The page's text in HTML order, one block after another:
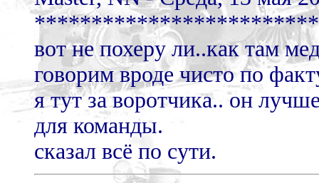
вот не похеру ли..как там
говорим вроде чисто по
я тут за воротчика.. он
для команды.
сказал всё по сути.